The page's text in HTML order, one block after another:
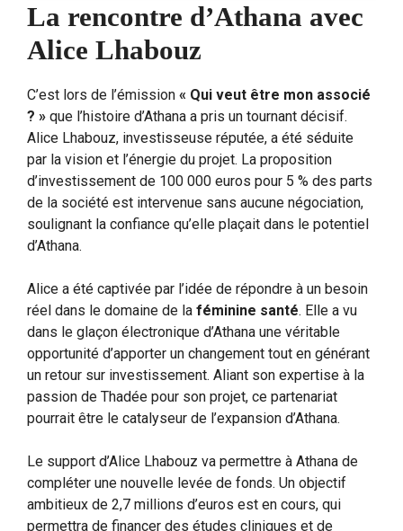
La rencontre d’Athana avec
Alice Lhabouz
C’est lors de l’émission « Qui veut être mon associé
? » que l’histoire d’Athana a pris un tournant décisif.
Alice Lhabouz, investisseuse réputée, a été séduite
par la vision et l’énergie du projet. La proposition
d’investissement de 100 000 euros pour 5 % des parts
de la société est intervenue sans aucune négociation,
soulignant la confiance qu’elle plaçait dans le potentiel
d’Athana.
Alice a été captivée par l’idée de répondre à un besoin
réel dans le domaine de la féminine santé. Elle a vu
dans le glaçon électronique d’Athana une véritable
opportunité d’apporter un changement tout en générant
un retour sur investissement. Aliant son expertise à la
passion de Thadée pour son projet, ce partenariat
pourrait être le catalyseur de l’expansion d’Athana.
Le support d’Alice Lhabouz va permettre à Athana de
compléter une nouvelle levée de fonds. Un objectif
ambitieux de 2,7 millions d’euros est en cours, qui
permettra de financer des études cliniques et de